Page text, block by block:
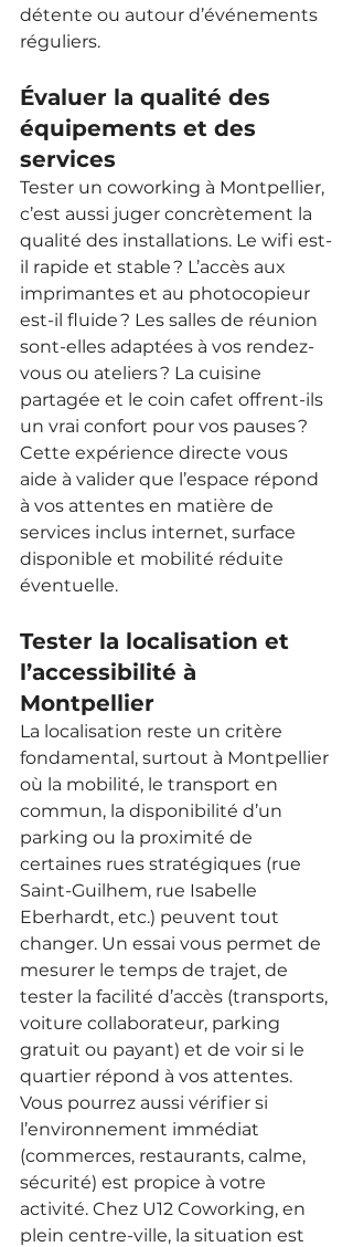
détente ou autour d’événements
réguliers.
Évaluer la qualité des
équipements et des
services
Tester un coworking à Montpellier,
c’est aussi juger concrètement la
qualité des installations. Le wifi est-
il rapide et stable ? L’accès aux
imprimantes et au photocopieur
est-il fluide ? Les salles de réunion
sont-elles adaptées à vos rendez-
vous ou ateliers ? La cuisine
partagée et le coin cafet offrent-ils
un vrai confort pour vos pauses ?
Cette expérience directe vous
aide à valider que l’espace répond
à vos attentes en matière de
services inclus internet, surface
disponible et mobilité réduite
éventuelle.
Tester la localisation et
l’accessibilité à
Montpellier
La localisation reste un critère
fondamental, surtout à Montpellier
où la mobilité, le transport en
commun, la disponibilité d’un
parking ou la proximité de
certaines rues stratégiques (rue
Saint-Guilhem, rue Isabelle
Eberhardt, etc.) peuvent tout
changer. Un essai vous permet de
mesurer le temps de trajet, de
tester la facilité d’accès (transports,
voiture collaborateur, parking
gratuit ou payant) et de voir si le
quartier répond à vos attentes.
Vous pourrez aussi vérifier si
l’environnement immédiat
(commerces, restaurants, calme,
sécurité) est propice à votre
activité. Chez U12 Coworking, en
plein centre-ville, la situation est